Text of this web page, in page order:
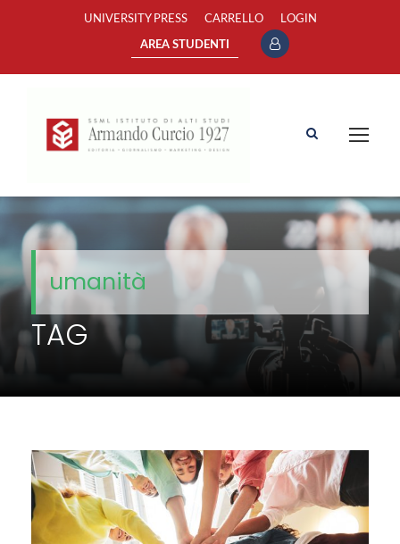
UNIVERSITY PRESS CARRELLO LOGIN
AREA STUDENTI
umanità
TAG